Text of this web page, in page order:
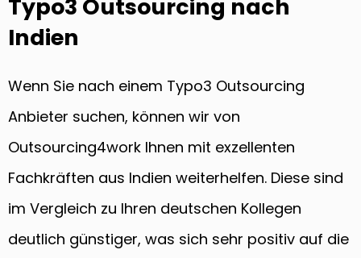
Typo3 Outsourcing nach
Indien
Wenn Sie nach einem Typo3 Outsourcing
Anbieter suchen, können wir von
Outsourcing4work Ihnen mit exzellenten
Fachkräften aus Indien weiterhelfen. Diese sind
im Vergleich zu Ihren deutschen Kollegen
deutlich günstiger, was sich sehr positiv auf die